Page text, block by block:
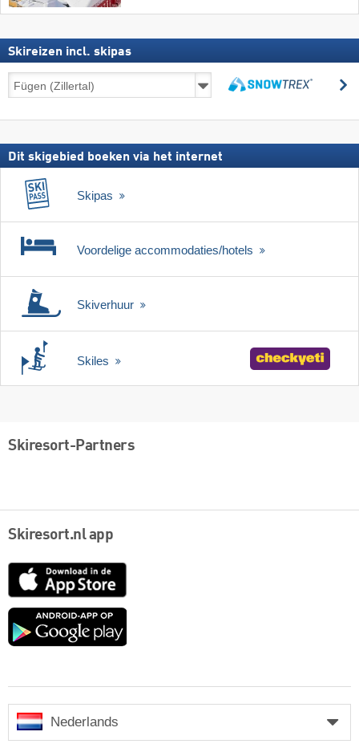
Skireizen incl. skipas
incl.
Dit skigebied boeken via het internet
Skipas
Voordelige accommodaties/hotels
Skiverhuur
Skiles
Skiresort-Partners
Skiresort.nl app
App
Google
Nederlands